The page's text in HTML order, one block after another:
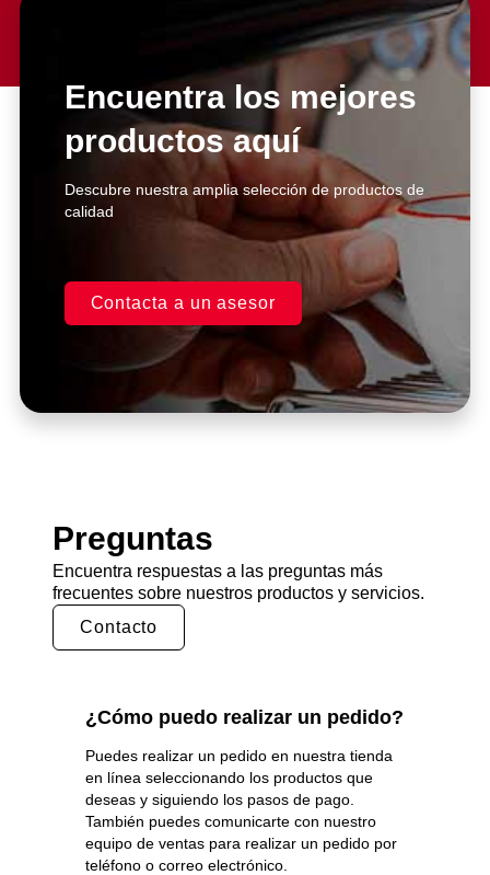
Lorem ipsum dolor sit amet
consectetur adipiscing elit dolor
Click Here
Encuentra los mejores
productos aquí
Descubre nuestra amplia selección de productos de
calidad
Contacta a un asesor
Preguntas
Encuentra respuestas a las preguntas más
frecuentes sobre nuestros productos y servicios.
Contacto
¿Cómo puedo realizar un pedido?
Puedes realizar un pedido en nuestra tienda
en línea seleccionando los productos que
deseas y siguiendo los pasos de pago.
También puedes comunicarte con nuestro
equipo de ventas para realizar un pedido por
teléfono o correo electrónico.